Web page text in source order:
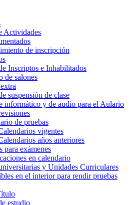
Actividades
de inscripción
Inscriptos e Inhabilitados
de salones
suspensión de clase
informático y de audio para el Aulario
de pruebas
vigentes
años anteriores
para exámenes
en calendario
y Unidades Curriculares
en el interior para rendir pruebas
estudio